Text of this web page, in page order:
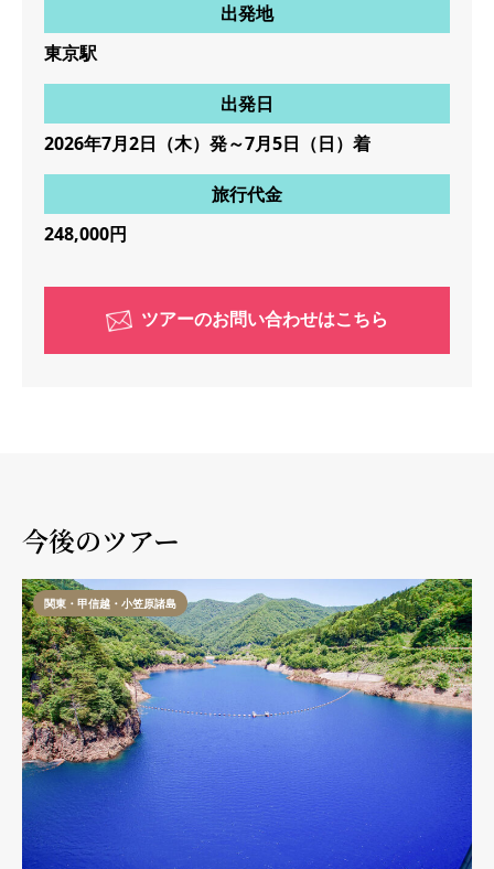
出発地
東京駅
出発日
2026年7月2日（木）発～7月5日（日）着
旅行代金
248,000円
ツアーのお問い合わせはこちら
今後のツアー
関東・甲信越・小笠原諸島